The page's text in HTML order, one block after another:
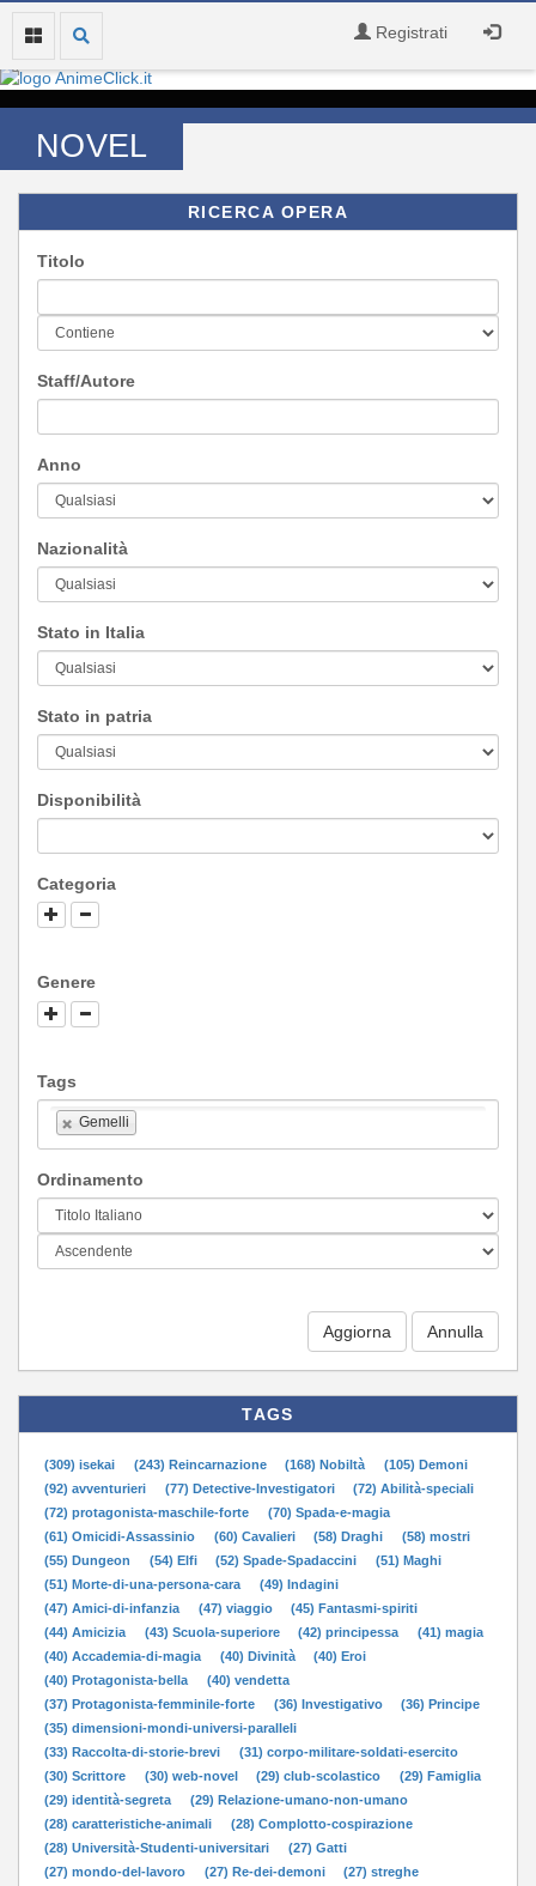
Registrati
NOVEL
RICERCA OPERA
Titolo
Staff/Autore
Anno
Nazionalità
Stato in Italia
Stato in patria
Disponibilità
Categoria
Genere
Tags
Gemelli
Ordinamento
Aggiorna
TAGS
(309) isekai (243) Reincarnazione (168) Nobiltà
(105) Demoni
(92) avventurieri
(77) Detective-Investigatori
(72) Abilità-speciali
(72) protagonista-maschile-forte
(70) Spada-e-magia
(61) Omicidi-Assassinio
(60) Cavalieri (58) Draghi
(58) mostri
(55) Dungeon
(54) Elfi (52) Spade-Spadaccini
(51) Maghi
(51) Morte-di-una-persona-cara
(49) Indagini
(47) Amici-di-infanzia
(47) viaggio
(45) Fantasmi-spiriti
(44) Amicizia
(43) Scuola-superiore (42) principessa
(41) magia
(40) Accademia-di-magia
(40) Divinità
(40) Eroi
(40) Protagonista-bella
(40) vendetta
(37) Protagonista-femminile-forte
(36) Investigativo
(36) Principe
(35) dimensioni-mondi-universi-paralleli
(33) Raccolta-di-storie-brevi
(31) corpo-militare-soldati-esercito
(30) Scrittore
(30) web-novel (29) club-scolastico
(29) Famiglia
(29) identità-segreta
(29) Relazione-umano-non-umano
(28) caratteristiche-animali
(28) Complotto-cospirazione
(28) Università-Studenti-universitari
(27) Gatti
(27) mondo-del-lavoro
(27) Re-dei-demoni
(27) streghe